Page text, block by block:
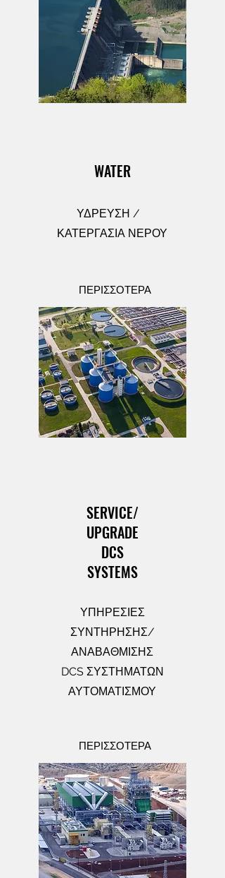
WATER
ΥΔΡΕΥΣΗ /
ΚΑΤΕΡΓΑΣΙΑ ΝΕΡΟΥ
ΠΕΡΙΣΣΟΤΕΡΑ
SERVICE/
UPGRADE
DCS
SYSTEMS
ΥΠΗΡΕΣΙΕΣ
ΣΥΝΤΗΡΗΣΗΣ/
ΑΝΑΒΑΘΜΙΣΗΣ
DCS ΣΥΣΤΗΜΑΤΩΝ
ΑΥΤΟΜΑΤΙΣΜΟΥ
ΠΕΡΙΣΣΟΤΕΡΑ